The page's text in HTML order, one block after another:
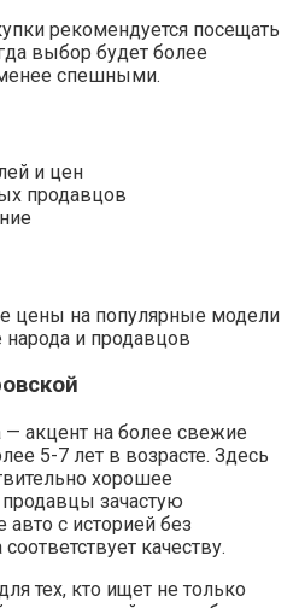
рекомендуется посещать
выбор будет более
спешными.
и цен
продавцов
цены на популярные модели
и продавцов
— акцент на более свежие
5-7 лет в возрасте. Здесь
хорошее
зачастую
с историей без
качеству.
тех, кто ищет не только